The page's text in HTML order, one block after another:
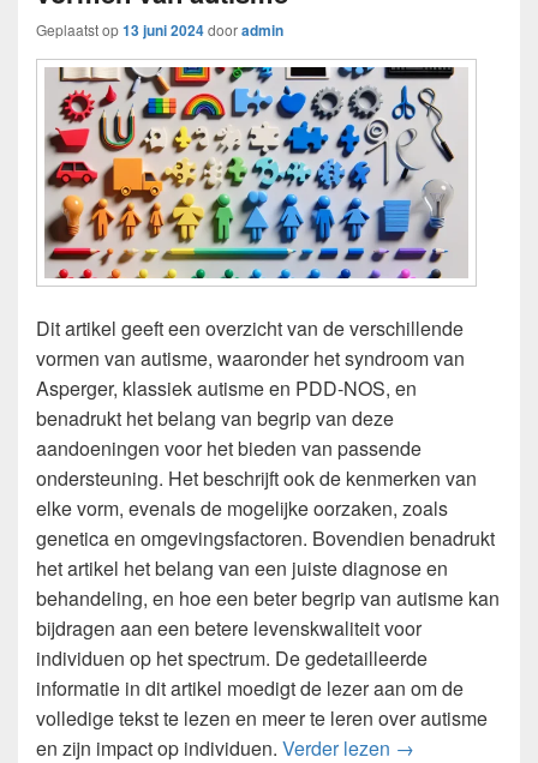
Geplaatst op13 juni 2024dooradmin
Dit artikel geeft een overzicht van de verschillende
vormen van autisme, waaronder het syndroom van
Asperger, klassiek autisme en PDD-NOS, en
benadrukt het belang van begrip van deze
aandoeningen voor het bieden van passende
ondersteuning. Het beschrijft ook de kenmerken van
elke vorm, evenals de mogelijke oorzaken, zoals
genetica en omgevingsfactoren. Bovendien benadrukt
het artikel het belang van een juiste diagnose en
behandeling, en hoe een beter begrip van autisme kan
bijdragen aan een betere levenskwaliteit voor
individuen op het spectrum. De gedetailleerde
informatie in dit artikel moedigt de lezer aan om de
volledige tekst te lezen en meer te leren over autisme
en zijn impact op individuen. Verder lezen Het begrijpen
→